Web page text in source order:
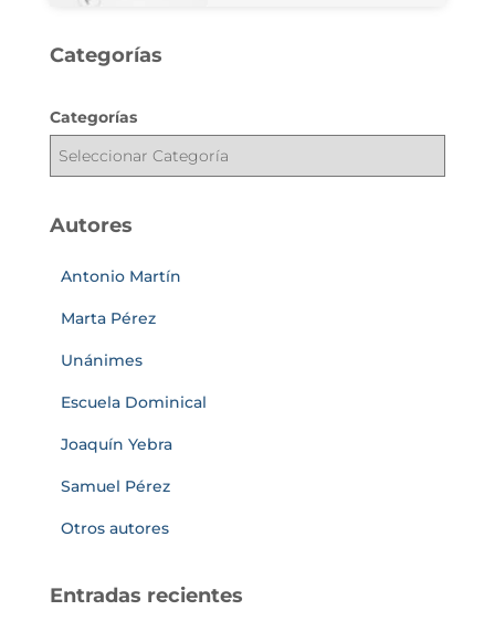
Categorías
Categorías
Autores
Antonio Martín
Marta Pérez
Unánimes
Escuela Dominical
Joaquín Yebra
Samuel Pérez
Otros autores
Entradas recientes